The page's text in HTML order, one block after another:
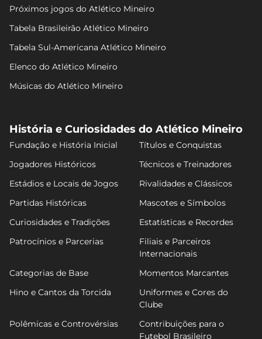
Próximos jogos do Atlético Mineiro
Tabela Brasileirão Atlético Mineiro
Tabela Sul-Americana Atlético Mineiro
Elenco do Atlético Mineiro
Músicas do Atlético Mineiro
História e Curiosidades do Atlético Mineiro
Fundação e História Inicial
Títulos e Conquistas
Jogadores Históricos
Técnicos e Treinadores
Estádios e Locais de Jogos
Rivalidades e Clássicos
Partidas Históricas
Mascotes e Símbolos
Curiosidades e Tradições
Estatísticas e Recordes
Patrocínios e Parcerias
Filiais e Parceiros
Internacionais
Categorias de Base
Momentos Marcantes
Hino e Cantos da Torcida
Uniformes e Cores do
Clube
Polêmicas e Controvérsias
Contribuições para o
Futebol Brasileiro